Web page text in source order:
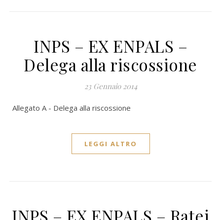
INPS – EX ENPALS –
Delega alla riscossione
23 Gennaio 2014
Allegato A - Delega alla riscossione
LEGGI ALTRO
INPS – EX ENPALS – Ratei